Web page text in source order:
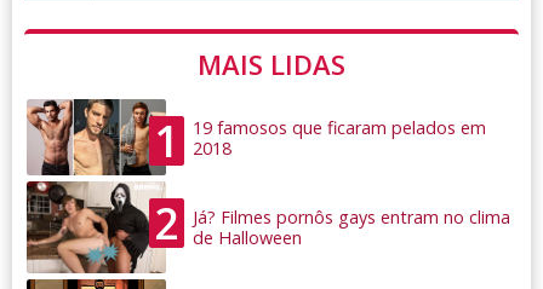
MAIS LIDAS
1
19 famosos que ficaram pelados em
2018
2
Já? Filmes pornôs gays entram no clima
de Halloween